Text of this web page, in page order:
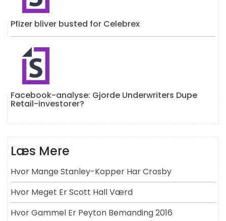
Pfizer bliver busted for Celebrex
Facebook-analyse: Gjorde Underwriters Dupe
Retail-investorer?
Læs Mere
Hvor Mange Stanley-Kopper Har Crosby
Hvor Meget Er Scott Hall Værd
Hvor Gammel Er Peyton Bemanding 2016